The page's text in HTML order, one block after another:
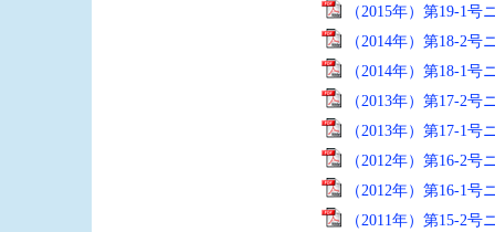
（2015年）第19-1号
（2014年）第18-2号
（2014年）第18-1号
（2013年）第17-2号
（2013年）第17-1号
（2012年）第16-2号
（2012年）第16-1号
（2011年）第15-2号